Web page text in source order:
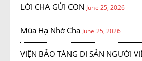
LỜI CHA GỬI CON June 25, 2026
Mùa Hạ Nhớ Cha June 25, 2026
VIỆN BẢO TÀNG DI SẢN NGƯỜI